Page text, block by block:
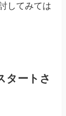
してみては
タートさ